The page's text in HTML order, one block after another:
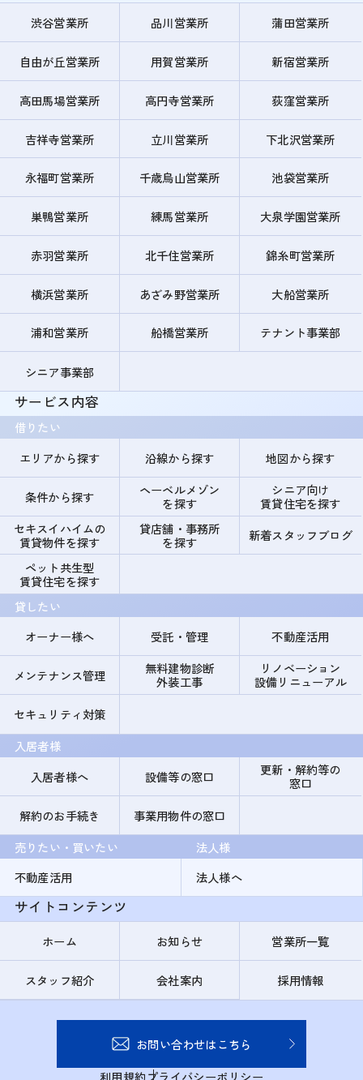
渋谷営業所 品川営業所 蒲田営業所
自由が丘営業所 用賀営業所 新宿営業所
高田馬場営業所 高円寺営業所 荻窪営業所
吉祥寺営業所 立川営業所 下北沢営業所
永福町営業所 千歳烏山営業所 池袋営業所
巣鴨営業所 練馬営業所 大泉学園営業所
赤羽営業所 北千住営業所 錦糸町営業所
横浜営業所 あざみ野営業所 大船営業所
浦和営業所 船橋営業所 テナント事業部
シニア事業部
サービス内容
借りたい
エリアから探す
沿線から探す 地図から探す
条件から探す
ヘーベルメゾン
を探す
シニア向け
賃貸住宅を探す
セキスイハイムの
賃貸物件を探す
貸店舗・事務所
を探す
新着スタッフブログ
ペット共生型
賃貸住宅を探す
貸したい
オーナー様へ
受託・管理 不動産活用
メンテナンス管理
無料建物診断
外装工事
リノベーション
設備リニューアル
セキュリティ対策
入居者様
入居者様へ
設備等の窓口
更新・解約等の
窓口
解約のお手続き
事業用物件の窓口
売りたい・買いたい
不動産活用
法人様
法人様へ
サイトコンテンツ
ホーム お知らせ 営業所一覧
スタッフ紹介 会社案内 採用情報
お問い合わせはこちら
利用規約プライバシーポリシー